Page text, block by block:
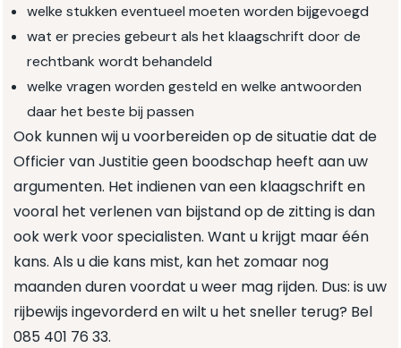
welke stukken eventueel moeten worden bijgevoegd
wat er precies gebeurt als het klaagschrift door de
rechtbank wordt behandeld
welke vragen worden gesteld en welke antwoorden
daar het beste bij passen
Ook kunnen wij u voorbereiden op de situatie dat de
Officier van Justitie geen boodschap heeft aan uw
argumenten. Het indienen van een klaagschrift en
vooral het verlenen van bijstand op de zitting is dan
ook werk voor specialisten. Want u krijgt maar één
kans. Als u die kans mist, kan het zomaar nog
maanden duren voordat u weer mag rijden. Dus: is uw
rijbewijs ingevorderd en wilt u het sneller terug? Bel
085 401 76 33.